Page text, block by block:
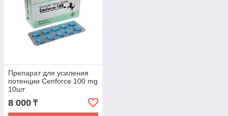
Препарат для усиления
потенции Cenforce 100 mg
10шт
8 000 ₸